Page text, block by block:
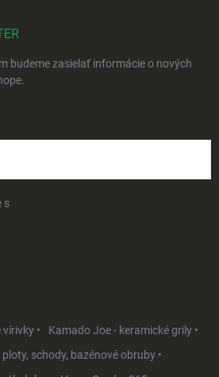
budeme zasielať informácie o nových
s
•
Kamado Joe - keramické grily •
schody, bazénové obruby •